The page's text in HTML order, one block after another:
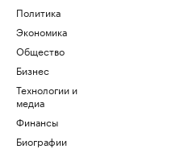
Политика
Экономика
Общество
Бизнес
Технологии и
медиа
Финансы
Биографии